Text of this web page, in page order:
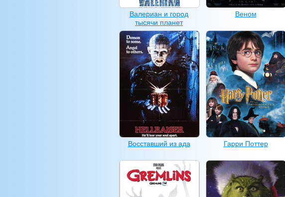
Валериан и город
тысячи планет
Веном
Восставший из ада Гарри Поттер